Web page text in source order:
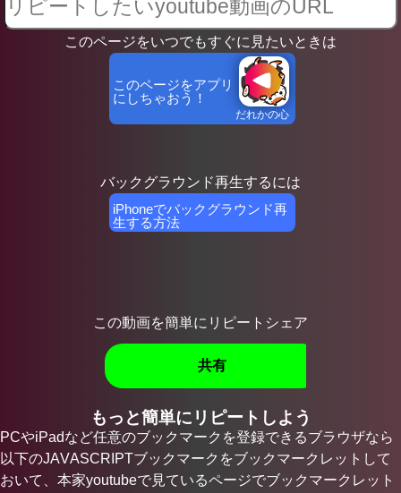
このページをいつでもすぐに見たいときは
このページをアプリ
にしちゃおう！
だれかの心
バックグラウンド再生するには
iPhoneでバックグラウンド再
生する方法
この動画を簡単にリピートシェア
共有
もっと簡単にリピートしよう
PCやiPadなど任意のブックマークを登録できるブラウザなら
以下のJAVASCRIPTブックマークをブックマークレットして
おいて、本家youtubeで見ているページでブックマークレット